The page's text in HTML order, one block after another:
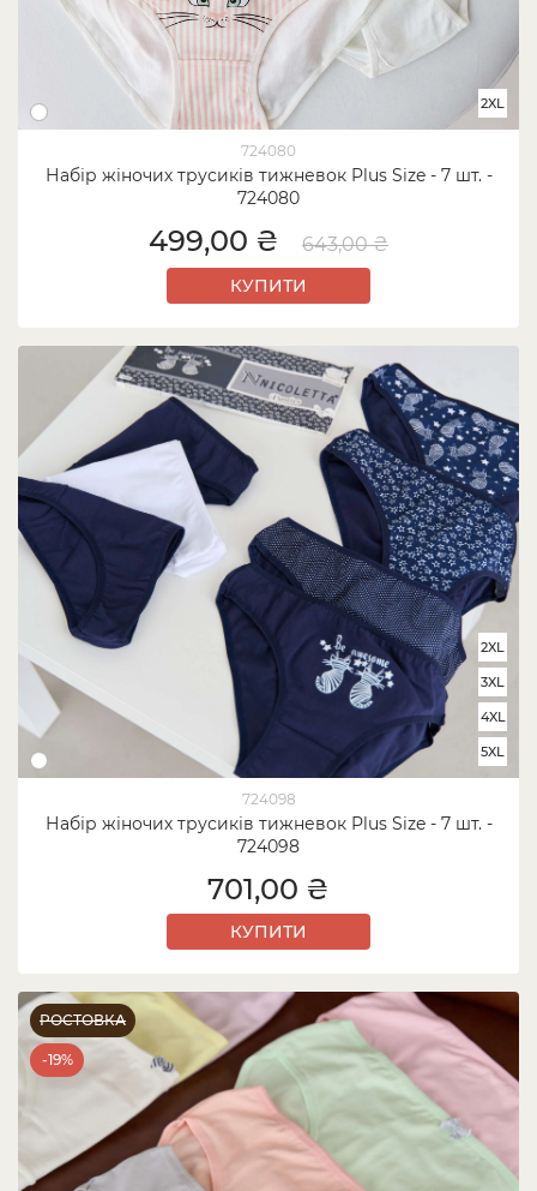
724080
Набір жіночих трусиків тижневок Plus Size - 7 шт. -
724080
2XL
499,00 ₴ 643,00 ₴
КУПИТИ
724098
Набір жіночих трусиків тижневок Plus Size - 7 шт. -
724098
2XL
3XL
4XL
5XL
701,00 ₴
КУПИТИ
РОСТОВКА
-19%